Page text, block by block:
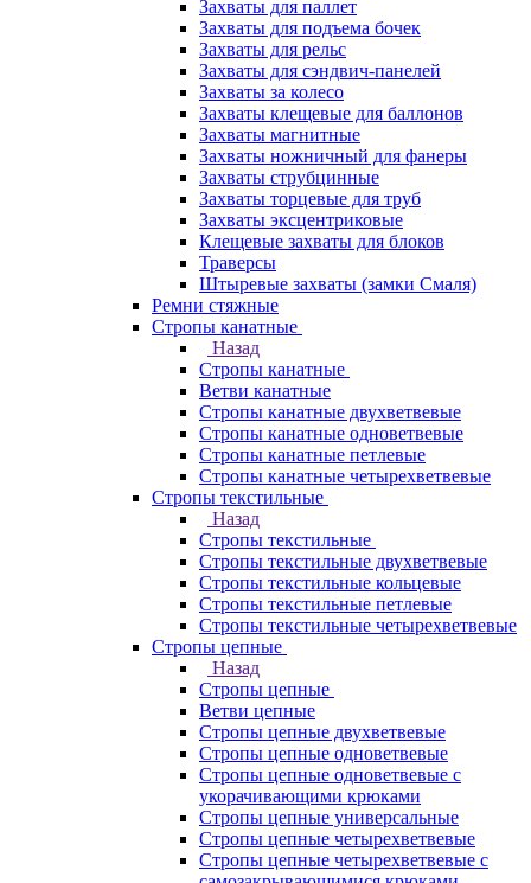
Захваты для паллет
Захваты для подъема бочек
Захваты для рельс
Захваты для сэндвич-панелей
Захваты за колесо
Захваты клещевые для баллонов
Захваты магнитные
Захваты ножничный для фанеры
Захваты струбцинные
Захваты торцевые для труб
Захваты эксцентриковые
Клещевые захваты для блоков
Траверсы
Штыревые захваты (замки Смаля)
Ремни стяжные
Стропы канатные
Назад
Стропы канатные
Ветви канатные
Стропы канатные двухветвевые
Стропы канатные одноветвевые
Стропы канатные петлевые
Стропы канатные четырехветвевые
Стропы текстильные
Назад
Стропы текстильные
Стропы текстильные двухветвевые
Стропы текстильные кольцевые
Стропы текстильные петлевые
Стропы текстильные четырехветвевые
Стропы цепные
Назад
Стропы цепные
Ветви цепные
Стропы цепные двухветвевые
Стропы цепные одноветвевые
Стропы цепные одноветвевые с
укорачивающими крюками
Стропы цепные универсальные
Стропы цепные четырехветвевые
Стропы цепные четырехветвевые с